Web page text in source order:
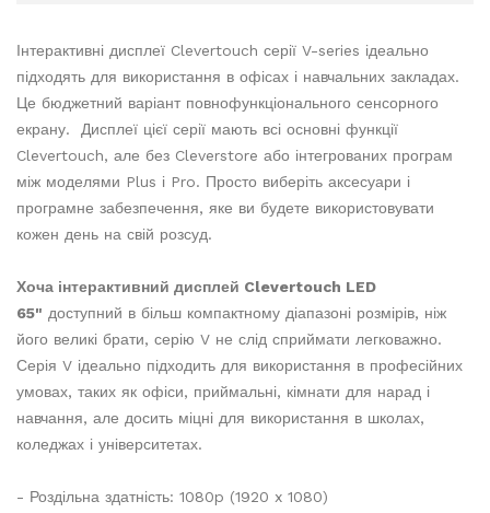
Інтерактивні дисплеї Clevertouch серії V-series ідеально
підходять для використання в офісах і навчальних закладах.
Це бюджетний варіант повнофункціонального сенсорного
екрану. Дисплеї цієї серії мають всі основні функції
Clevertouch, але без Cleverstore або інтегрованих програм
між моделями Plus і Pro. Просто виберіть аксесуари і
програмне забезпечення, яке ви будете використовувати
кожен день на свій розсуд.
Хоча інтерактивний дисплей Clevertouch LED
65" доступний в більш компактному діапазоні розмірів, ніж
його великі брати, серію V не слід сприймати легковажно.
Серія V ідеально підходить для використання в професійних
умовах, таких як офіси, приймальні, кімнати для нарад і
навчання, але досить міцні для використання в школах,
коледжах і університетах.
- Роздільна здатність: 1080p (1920 x 1080)